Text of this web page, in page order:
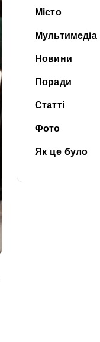
Місто
Мультимедіа
Новини
Поради
Статті
Фото
Як це було